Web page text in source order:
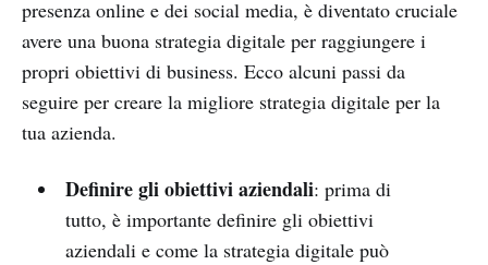
presenza online e dei social media, è diventato cruciale
avere una buona strategia digitale per raggiungere i
propri obiettivi di business. Ecco alcuni passi da
seguire per creare la migliore strategia digitale per la
tua azienda.
Definire gli obiettivi aziendali: prima di
tutto, è importante definire gli obiettivi
aziendali e come la strategia digitale può